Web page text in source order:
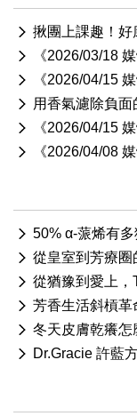
揪團上課趣！好
《2026/03/18
《2026/04/15
用香氣濾除負
《2026/04/15
《2026/04/08
50% α-蒎烯有
從皇室到芳療圈
從猶豫到愛上，
芳香生活斜槓革
冬天皮膚乾癢怎
Dr.Gracie 許藍